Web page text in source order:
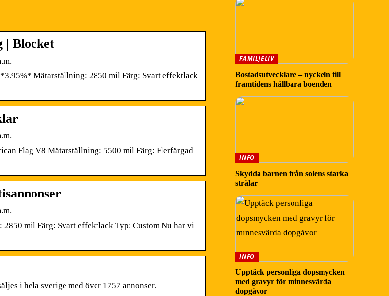
| Blocket
Mätarställning: 2850 mil Färg: Svart effektlack
Flag V8 Mätarställning: 5500 mil Färg: Flerfärgad
mil Färg: Svart effektlack Typ: Custom Nu har vi
i hela sverige med över 1757 annonser.
FAMILJELIV
Bostadsutvecklare – nyckeln till
framtidens hållbara boenden
INFO
Skydda barnen från solens starka
strålar
INFO
Upptäck personliga dopsmycken
med gravyr för minnesvärda
dopgåvor